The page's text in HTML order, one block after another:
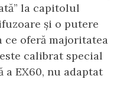
la capitolul
și o putere
ce oferă majoritatea
calibrat special
EX60, nu adaptat